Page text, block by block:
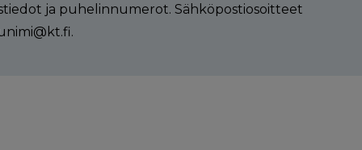
ja puhelinnumerot. Sähköpostiosoitteet